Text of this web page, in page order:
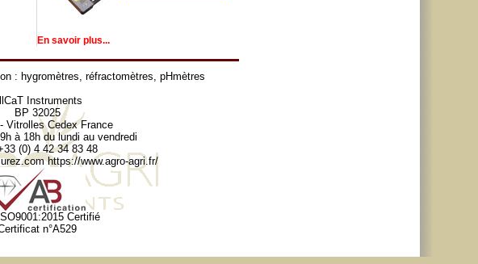
En savoir plus...
: hygromètres, réfractomètres, pHmètres
Instruments
BP 32025
Vitrolles Cedex France
à 18h du lundi au vendredi
(0) 4 42 34 83 48
https://www.agro-agri.fr/
Certifié
n°A529